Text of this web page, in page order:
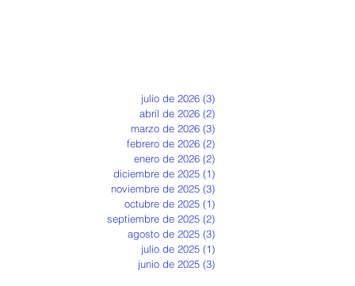
julio de 2026 (3)
abril de 2026 (2)
marzo de 2026 (3)
febrero de 2026 (2)
enero de 2026 (2)
diciembre de 2025 (1)
noviembre de 2025 (3)
octubre de 2025 (1)
septiembre de 2025 (2)
agosto de 2025 (3)
julio de 2025 (1)
junio de 2025 (3)